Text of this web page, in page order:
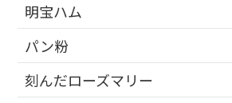
明宝ハム
パン粉
刻んだローズマリー